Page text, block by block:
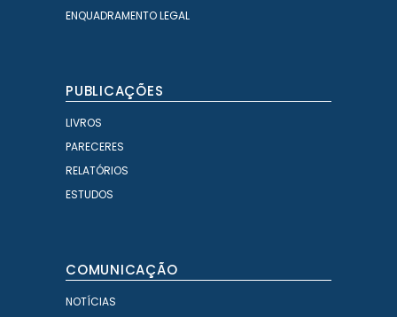
ENQUADRAMENTO LEGAL
PUBLICAÇÕES
LIVROS
PARECERES
RELATÓRIOS
ESTUDOS
COMUNICAÇÃO
NOTÍCIAS